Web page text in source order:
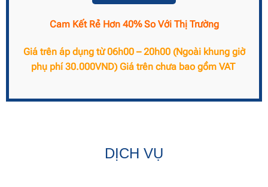
Cam Kết Rẻ Hơn 40% So Với Thị Trường
Giá trên áp dụng từ 06h00 – 20h00 (Ngoài khung giờ
phụ phí 30.000VND) Giá trên chưa bao gồm VAT
DỊCH VỤ